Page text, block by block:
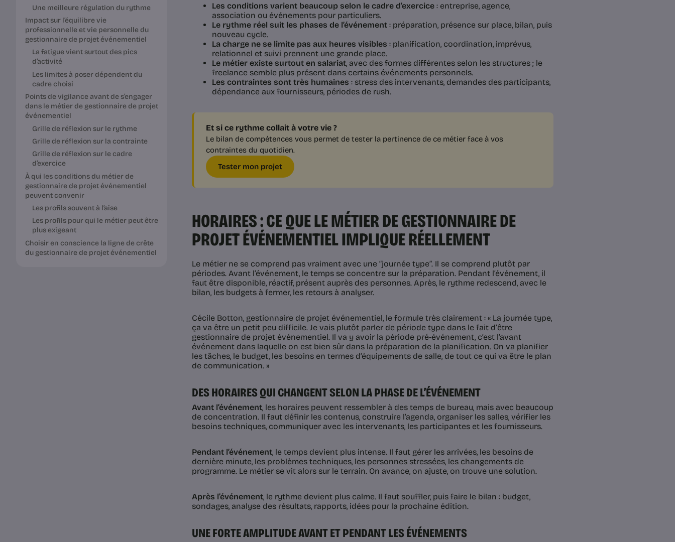
Une meilleure régulation du rythme
Impact sur l’équilibre vie
professionnelle et vie personnelle du
gestionnaire de projet événementiel
La fatigue vient surtout des pics
d’activité
Les limites à poser dépendent du
cadre choisi
Points de vigilance avant de s’engager
dans le métier de gestionnaire de projet
événementiel
Grille de réflexion sur le rythme
Grille de réflexion sur la contrainte
Grille de réflexion sur le cadre
d’exercice
À qui les conditions du métier de
gestionnaire de projet événementiel
peuvent convenir
Les profils souvent à l’aise
Les profils pour qui le métier peut être
plus exigeant
Choisir en conscience la ligne de crête
du gestionnaire de projet événementiel
Les conditions varient beaucoup selon le cadre d’exercice : entreprise, agence,
association ou événements pour particuliers.
Le rythme réel suit les phases de l’événement : préparation, présence sur place, bilan, puis
nouveau cycle.
La charge ne se limite pas aux heures visibles : planification, coordination, imprévus,
relationnel et suivi prennent une grande place.
Le métier existe surtout en salariat, avec des formes différentes selon les structures ; le
freelance semble plus présent dans certains événements personnels.
Les contraintes sont très humaines : stress des intervenants, demandes des participants,
dépendance aux fournisseurs, périodes de rush.
Et si ce rythme collait à votre vie ?
Le bilan de compétences vous permet de tester la pertinence de ce métier face à vos
contraintes du quotidien.
Tester mon projet
HORAIRES : CE QUE LE MÉTIER DE GESTIONNAIRE DE
PROJET ÉVÉNEMENTIEL IMPLIQUE RÉELLEMENT
Le métier ne se comprend pas vraiment avec une “journée type”. Il se comprend plutôt par
périodes. Avant l’événement, le temps se concentre sur la préparation. Pendant l’événement, il
faut être disponible, réactif, présent auprès des personnes. Après, le rythme redescend, avec le
bilan, les budgets à fermer, les retours à analyser.
Cécile Botton, gestionnaire de projet événementiel, le formule très clairement : « La journée type,
ça va être un petit peu difficile. Je vais plutôt parler de période type dans le fait d’être
gestionnaire de projet événementiel. Il va y avoir la période pré-événement, c’est l’avant
événement dans laquelle on est bien sûr dans la préparation de la planification. On va planifier
les tâches, le budget, les besoins en termes d’équipements de salle, de tout ce qui va être le plan
de communication. »
DES HORAIRES QUI CHANGENT SELON LA PHASE DE L’ÉVÉNEMENT
Avant l’événement, les horaires peuvent ressembler à des temps de bureau, mais avec beaucoup
de concentration. Il faut définir les contenus, construire l’agenda, organiser les salles, vérifier les
besoins techniques, communiquer avec les intervenants, les participantes et les fournisseurs.
Pendant l’événement, le temps devient plus intense. Il faut gérer les arrivées, les besoins de
dernière minute, les problèmes techniques, les personnes stressées, les changements de
programme. Le métier se vit alors sur le terrain. On avance, on ajuste, on trouve une solution.
Après l’événement, le rythme devient plus calme. Il faut souffler, puis faire le bilan : budget,
sondages, analyse des résultats, rapports, idées pour la prochaine édition.
UNE FORTE AMPLITUDE AVANT ET PENDANT LES ÉVÉNEMENTS